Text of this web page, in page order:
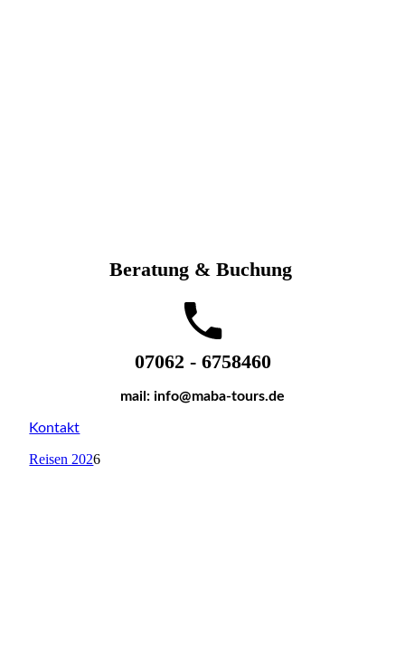
Beratung & Buchung
07062 - 6758460
mail: info@maba-tours.de
Kontakt
Reisen 2026